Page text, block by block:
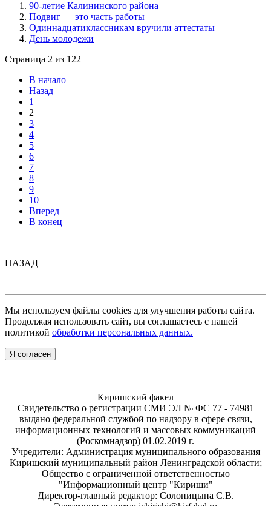
90-летие Калининского района
Подвиг — это часть работы
Одиннадцатиклассникам вручили аттестаты
День молодежи
Страница 2 из 122
В начало
Назад
1
2
3
4
5
6
7
8
9
10
Вперед
В конец
НАЗАД
Мы используем файлы cookies для улучшения работы сайта.
Продолжая использовать сайт, вы соглашаетесь с нашей
политикой обработки персональных данных.
Я согласен
Киришский факел
Свидетельство о регистрации СМИ ЭЛ № ФС 77 - 74981
выдано федеральной службой по надзору в сфере связи,
информационных технологий и массовых коммуникаций
(Роскомнадзор) 01.02.2019 г.
Учредители: Администрация муниципального образования
Киришский муниципальный район Ленинградской области;
Общество с ограниченной ответственностью
"Информационный центр "Кириши"
Директор-главный редактор: Солоницына С.В.